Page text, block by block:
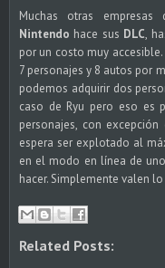
Muchas otras
Nintendo hace sus DLC,
por un costo muy accesible.
7 personajes y 8 autos por
podemos adquirir dos
caso de Ryu pero eso es
personajes, con
espera ser explotado al
en el modo en línea de
hacer. Simplemente valen
Related Posts: